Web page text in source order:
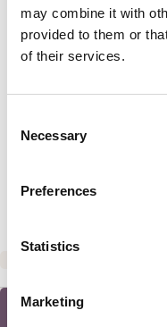
may combine it with
provided to them or
of their services.
Selection
Necessary
Preferences
Statistics
Marketing
BESCHREIBUNG
für die
BEWERTUNGEN